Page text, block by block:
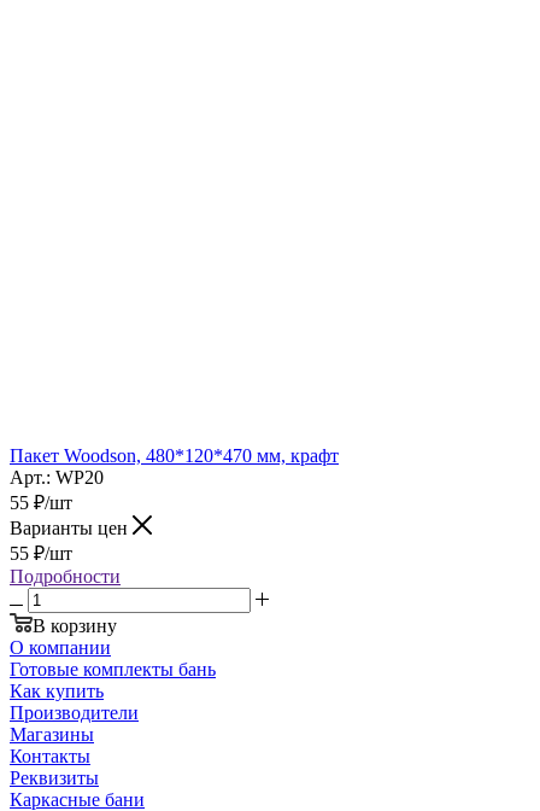
Пакет Woodson, 480*120*470 мм, крафт
Арт.: WP20
55 ₽/шт
Варианты цен
55 ₽/шт
Подробности
В корзину
О компании
Готовые комплекты бань
Как купить
Производители
Магазины
Контакты
Реквизиты
Каркасные бани